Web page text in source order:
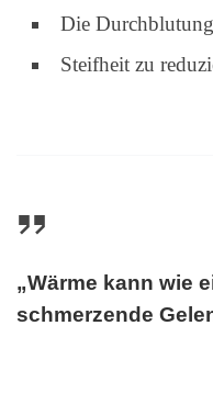
Die
Steifheit zu
„Wärme kann wie
schmerzende